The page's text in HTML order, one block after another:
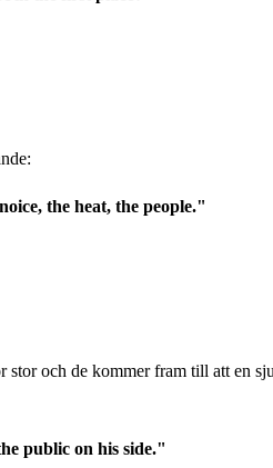
the heat, the people."
och de kommer fram till att en
public on his side."